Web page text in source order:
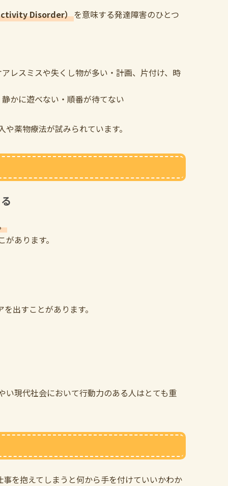
Disorder）を意味する発達障害のひとつ
レスミスや失くし物が多い・計画、片付け、時
かに遊べない・順番が待てない
薬物療法が試みられています。
あります。
出すことがあります。
現代社会において行動力のある人はとても重
を抱えてしまうと何から手を付けていいかわか